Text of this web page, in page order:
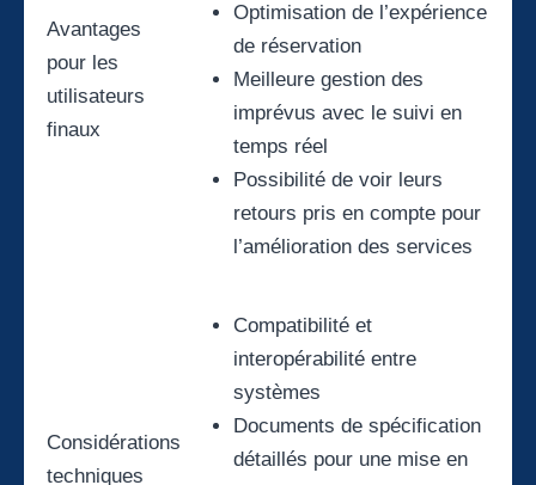
Avantages
pour les
utilisateurs
finaux
Optimisation de l’expérience
de réservation
Meilleure gestion des
imprévus avec le suivi en
temps réel
Possibilité de voir leurs
retours pris en compte pour
l’amélioration des services
Considérations
techniques
Compatibilité et
interopérabilité entre
systèmes
Documents de spécification
détaillés pour une mise en